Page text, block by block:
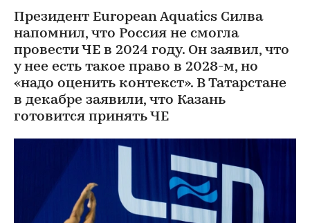
Президент European Aquatics Силва
напомнил, что Россия не смогла
провести ЧЕ в 2024 году. Он заявил, что
у нее есть такое право в 2028-м, но
«надо оценить контекст». В Татарстане
в декабре заявили, что Казань
готовится принять ЧЕ